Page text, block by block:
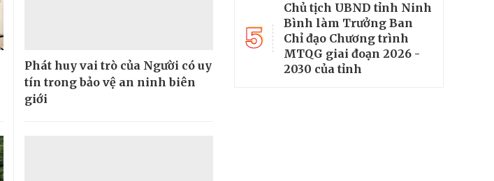
Phát huy vai trò của Người có uy
tín trong bảo vệ an ninh biên
giới
5
Chủ tịch UBND tỉnh Ninh
Bình làm Trưởng Ban
Chỉ đạo Chương trình
MTQG giai đoạn 2026 -
2030 của tỉnh